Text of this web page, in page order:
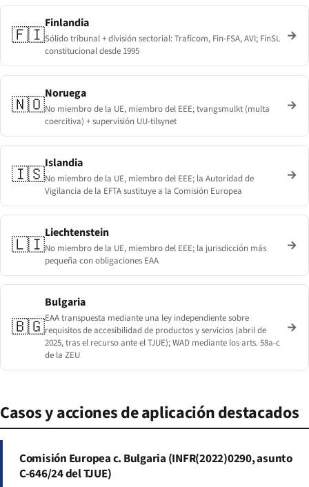
🇫🇮
Finlandia
Sólido tribunal + división sectorial: Traficom, Fin-FSA, AVI; FinSL
constitucional desde 1995
→
🇳🇴
Noruega
No miembro de la UE, miembro del EEE; tvangsmulkt (multa
coercitiva) + supervisión UU-tilsynet
→
🇮🇸
Islandia
No miembro de la UE, miembro del EEE; la Autoridad de
Vigilancia de la EFTA sustituye a la Comisión Europea
→
🇱🇮
Liechtenstein
No miembro de la UE, miembro del EEE; la jurisdicción más
pequeña con obligaciones EAA
→
🇧🇬
Bulgaria
EAA transpuesta mediante una ley independiente sobre
requisitos de accesibilidad de productos y servicios (abril de
2025, tras el recurso ante el TJUE); WAD mediante los arts. 58a-c
de la ZEU
→
Casos y acciones de aplicación destacados
Comisión Europea c. Bulgaria (INFR(2022)0290, asunto
C-646/24 del TJUE)